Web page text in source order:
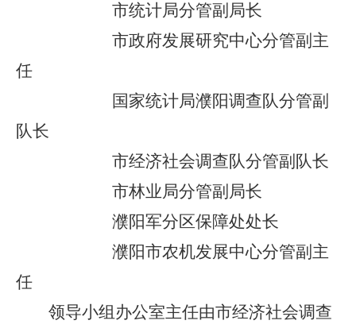
市统计局分管副局长
市政府发展研究中心分管副主
任
国家统计局濮阳调查队分管副
队长
市经济社会调查队分管副队长
市林业局分管副局长
濮阳军分区保障处处长
濮阳市农机发展中心分管副主
任
领导小组办公室主任由市经济社会调查